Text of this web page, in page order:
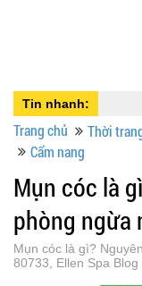
Tin nhanh:
Trang chủ Thời
Cẩm nang
Mụn cóc là
phòng ngừa
Mụn cóc là gì?
80733, Ellen Spa